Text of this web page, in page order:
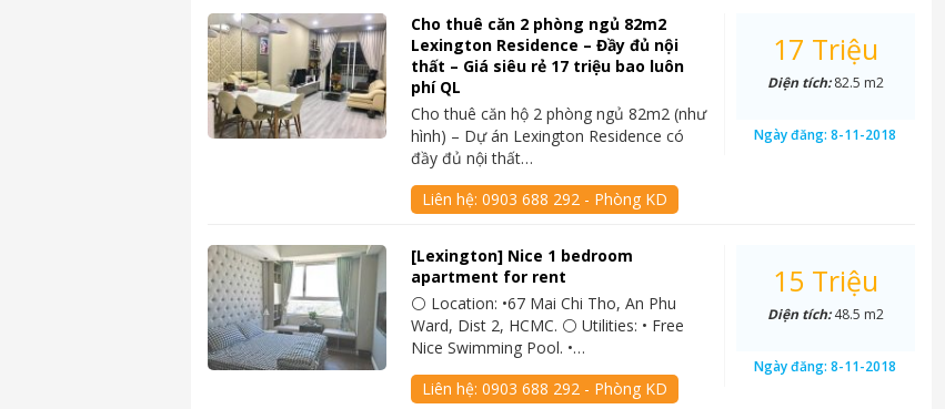
Cho thuê căn 2 phòng ngủ 82m2
Lexington Residence – Đầy đủ nội
thất – Giá siêu rẻ 17 triệu bao luôn
phí QL
Cho thuê căn hộ 2 phòng ngủ 82m2 (như
hình) – Dự án Lexington Residence có
đầy đủ nội thất…
Liên hệ:0903 688 292 - Phòng KD
17 Triệu
Diện tích:82.5 m2
Ngày đăng:8-11-2018
[Lexington] Nice 1 bedroom
apartment for rent
⚪ Location: •67 Mai Chi Tho, An Phu
Ward, Dist 2, HCMC. ⚪ Utilities: • Free
Nice Swimming Pool. •…
Liên hệ:0903 688 292 - Phòng KD
15 Triệu
Diện tích:48.5 m2
Ngày đăng:8-11-2018